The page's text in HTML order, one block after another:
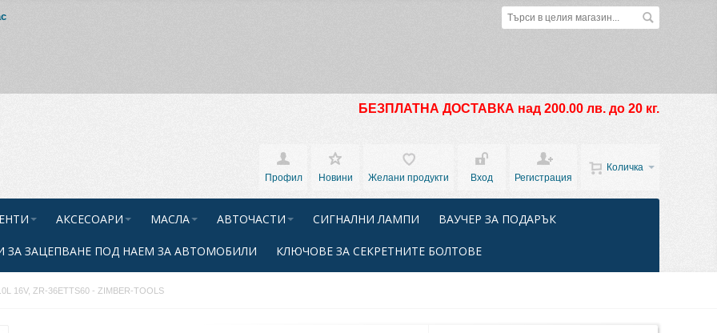
БЕЗПЛАТНА ДОСТАВКА над 200.00 лв. до 20 кг.
Количка
Профил
Новини Желани продукти Вход Регистрация
АКСЕСОАРИ МАСЛА АВТОЧАСТИ СИГНАЛНИ ЛАМПИ ВАУЧЕР ЗА ПОДАРЪК
ЗА ЗАЦЕПВАНЕ ПОД НАЕМ ЗА АВТОМОБИЛИ КЛЮЧОВЕ ЗА СЕКРЕТНИТЕ БОЛТОВЕ
16V, ZR-36ETTS60 - ZIMBER-TOOLS